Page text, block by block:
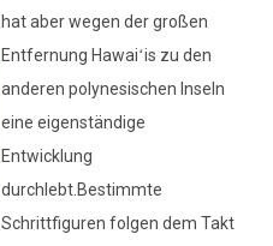
hat aber wegen der großen
Entfernung Hawaiʻis zu den
anderen polynesischen Inseln
eine eigenständige
Entwicklung
durchlebt.Bestimmte
Schrittfiguren folgen dem Takt